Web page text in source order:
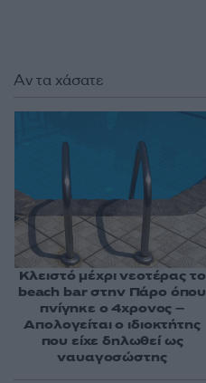
Αν τα χάσατε
Κλειστό μέχρι νεοτέρας το
beach bar στην Πάρο όπου
πνίγηκε ο 4χρονος –
Απολογείται ο ιδιοκτήτης
που είχε δηλωθεί ως
ναυαγοσώστης